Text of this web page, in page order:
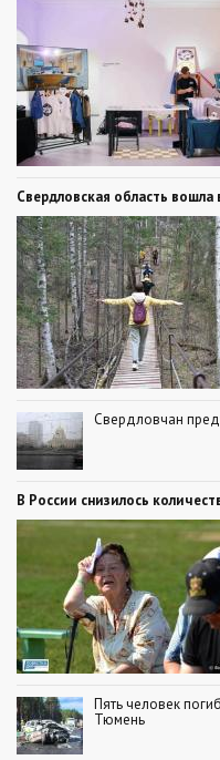
Свердловская область
Свердловчан
В России снизилось
Пять человек
Тюмень